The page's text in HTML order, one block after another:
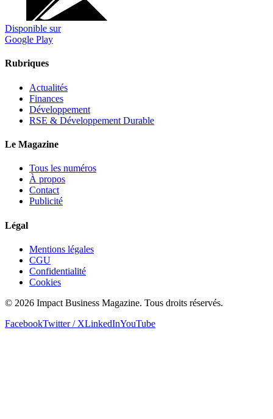
Disponible sur
Google Play
Rubriques
Actualités
Finances
Développement
RSE & Développement Durable
Le Magazine
Tous les numéros
À propos
Contact
Publicité
Légal
Mentions légales
CGU
Confidentialité
Cookies
© 2026 Impact Business Magazine. Tous droits réservés.
FacebookTwitter / XLinkedInYouTube